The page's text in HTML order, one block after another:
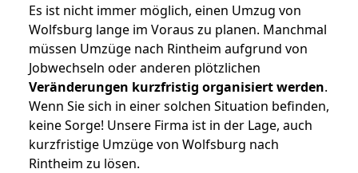
Es ist nicht immer möglich, einen Umzug von
Wolfsburg lange im Voraus zu planen. Manchmal
müssen Umzüge nach Rintheim aufgrund von
Jobwechseln oder anderen plötzlichen
Veränderungen kurzfristig organisiert werden.
Wenn Sie sich in einer solchen Situation befinden,
keine Sorge! Unsere Firma ist in der Lage, auch
kurzfristige Umzüge von Wolfsburg nach
Rintheim zu lösen.